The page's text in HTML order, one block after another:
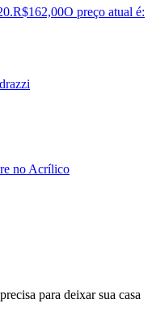
R$162,00O preço atual é:
no Acrílico
para deixar sua casa